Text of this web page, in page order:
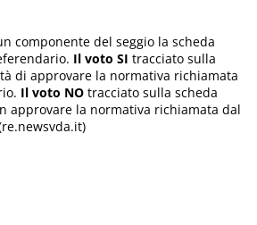
componente del seggio la scheda
Il voto SI tracciato sulla
di approvare la normativa richiamata
Il voto NO tracciato sulla scheda
approvare la normativa richiamata dal